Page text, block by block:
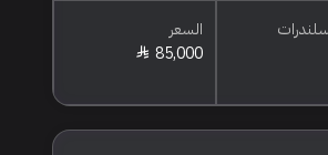
السعر
85,000